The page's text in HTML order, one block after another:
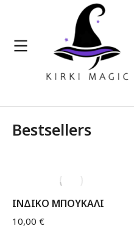
Bestsellers
ΙΝΔΙΚΟ ΜΠΟΥΚΑΛΙ
10,00 €